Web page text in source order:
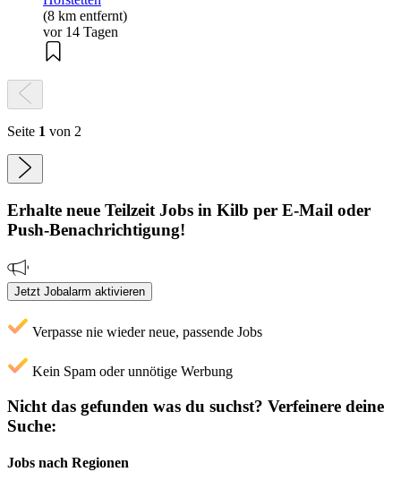
(8 km entfernt)
vor 14 Tagen
Seite 1 von 2
Erhalte neue Teilzeit Jobs in Kilb per E-Mail oder
Push-Benachrichtigung!
Jetzt Jobalarm aktivieren
Verpasse nie wieder neue, passende Jobs
Kein Spam oder unnötige Werbung
Nicht das gefunden was du suchst? Verfeinere deine
Suche:
Jobs nach Regionen